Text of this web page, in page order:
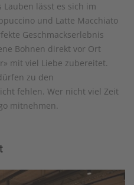
Lauben lässt es sich im
und Latte Macchiato
Geschmackserlebnis
Bohnen direkt vor Ort
mit viel Liebe zubereitet.
zu den
fehlen. Wer nicht viel Zeit
mitnehmen.